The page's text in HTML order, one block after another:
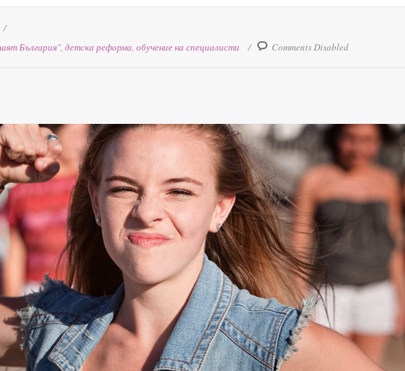
България", детска реформа, обучение на специалисти Comments Disabled